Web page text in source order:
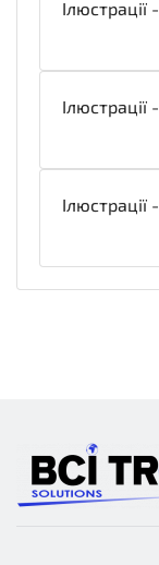
Ілюстрації -
Ілюстрації -
Ілюстрації -